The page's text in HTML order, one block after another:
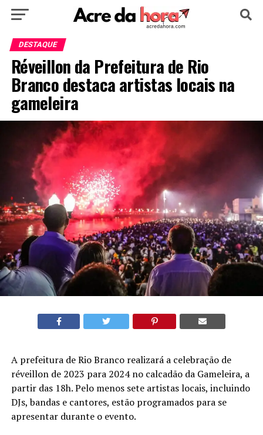
HOME
EDUCAÇÃO NOTÍCIA MUNDO
DESTAQUE
Réveillon da Prefeitura de Rio
Branco destaca artistas locais na
gameleira
A prefeitura de Rio Branco realizará a celebração de
réveillon de 2023 para 2024 no calcadão da Gameleira, a
partir das 18h. Pelo menos sete artistas locais, incluindo
DJs, bandas e cantores, estão programados para se
apresentar durante o evento.